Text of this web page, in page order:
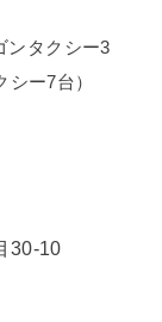
ンタクシー3
ー7台）
30-10